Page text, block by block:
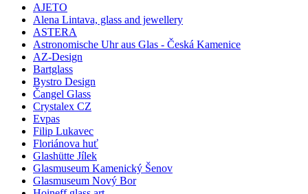
AJETO
Alena Lintava, glass and jewellery
ASTERA
Astronomische Uhr aus Glas - Česká Kamenice
AZ-Design
Bartglass
Bystro Design
Čangel Glass
Crystalex CZ
Evpas
Filip Lukavec
Floriánova huť
Glashütte Jílek
Glasmuseum Kamenický Šenov
Glasmuseum Nový Bor